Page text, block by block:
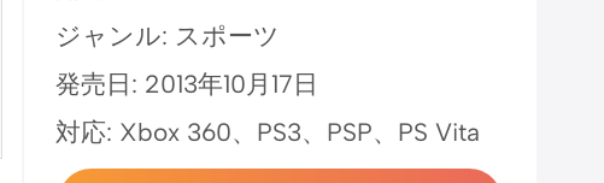
ジャンル: スポーツ
発売日: 2013年10月17日
対応: Xbox 360、PS3、PSP、PS Vita